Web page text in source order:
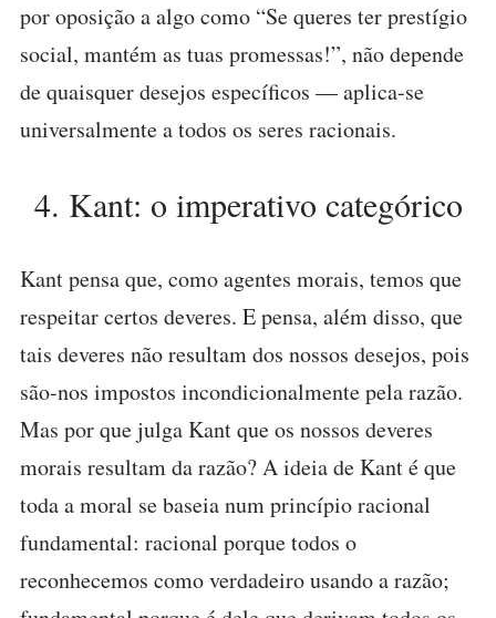
por oposição a algo como “Se queres ter prestígio
social, mantém as tuas promessas!”, não depende
de quaisquer desejos específicos — aplica-se
universalmente a todos os seres racionais.
4. Kant: o imperativo categórico
Kant pensa que, como agentes morais, temos que
respeitar certos deveres. E pensa, além disso, que
tais deveres não resultam dos nossos desejos, pois
são-nos impostos incondicionalmente pela razão.
Mas por que julga Kant que os nossos deveres
morais resultam da razão? A ideia de Kant é que
toda a moral se baseia num princípio racional
fundamental: racional porque todos o
reconhecemos como verdadeiro usando a razão;